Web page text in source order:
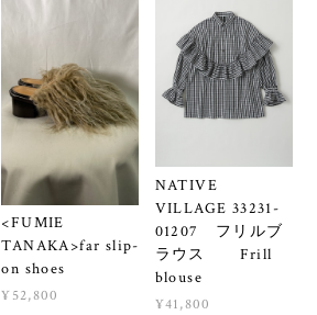
<FUMIE
TANAKA>far slip-
on shoes
¥52,800
NATIVE
VILLAGE 33231-
01207 フリルブ
ラウス Frill
blouse
¥41,800